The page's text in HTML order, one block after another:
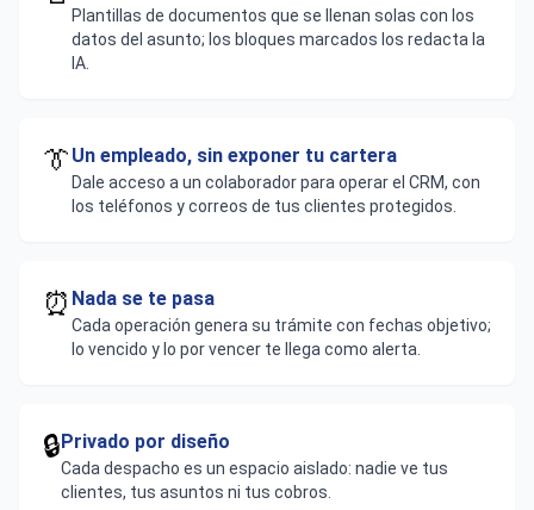
Plantillas de documentos que se llenan solas con los
datos del asunto; los bloques marcados los redacta la
IA.
👔 Un empleado, sin exponer tu cartera
Dale acceso a un colaborador para operar el CRM, con
los teléfonos y correos de tus clientes protegidos.
⏰ Nada se te pasa
Cada operación genera su trámite con fechas objetivo;
lo vencido y lo por vencer te llega como alerta.
🔒Privado por diseño
Cada despacho es un espacio aislado: nadie ve tus
clientes, tus asuntos ni tus cobros.